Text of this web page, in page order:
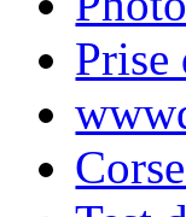
Prise